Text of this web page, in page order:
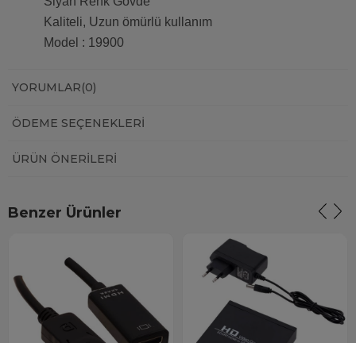
Kaliteli, Uzun ömürlü kullanım
Model : 19900
YORUMLAR(0)
ÖDEME SEÇENEKLERI
ÜRÜN ÖNERILERI
Benzer Ürünler